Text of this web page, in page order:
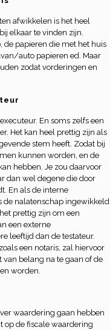
afwikkelen is het heel
elkaar te vinden zijn.
de papieren die met het huis
auto papieren ed. Maar
zodat vorderingen en
En soms zelfs een
Het kan heel prettig zijn als
stem heeft. Zodat bij
kunnen worden, en de
hebben. Je zou daarvoor
dan wel degene die door
En als de interne
de nalatenschap ingewikkeld
prettig zijn om een
een externe
leeftijd dan de testateur.
een notaris, zal hiervoor
belang na te gaan of de
worden.
waardering gaan hebben
op de fiscale waardering